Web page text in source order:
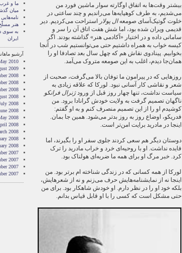
بیشتر وقت‌ها به اتفاق اوگارته سوار ماشین فورد من
می‌شدیم، به طرف کوهپایه‌ها می‌راندیم و چند ساعتی در
خلوت گوتیک‌آسای صومعهال پولار
استراحت می‌کردیم. دیر
قدیمی ویران شده بود، اما شش هفت اتاق آن را سر و
سامانی داده و در اختیار «آکادمی هنر» گذاشته بودند. اگر
کیسه خواب به همراه داشتیم حتی می‌توانستیم شب در آنجا
بخوابیم. پینادوی نقاش هم که چهل سال بعد تصادفا او را
همان‌جا دیدم، اغلب به این صومعه متروک می‌آمد.
روزهایی که در پیرامون ما توفان بالا می‌گرفت، صحبت از
شعر و نقاشی کار آسانی نبود. لورکا که علاقه زیادی به
سیاست نداشت، تنها چهار روز قبل از ورودژنرال فرانکو
ناگهان تصمیم گرفت به ولایت خودش گرانادا برود. من
کوشیدم او را از این تصمیم منصرف کنم و به او گفتم:
فدریکو، اوضاع روز به روز بدتر می‌شود. همین جا بمان.
اینجا در مادرید برایت امن‌تر است.
دوستان دیگر هم سعی کردند جلوی سفر او را بگیرند، اما
فایده نداشت. او با روحیه‌ای خرد و خراب مادرید را ترک
کرد. خبر مرگ او برای همه ما ضربه‌ای هولناک بود.
لورکا از همه کسانی که در زندگی شناخته ام برتر بود. من
اینجا نه از نمایشنامه‌هایش حرف می‌زنم و نه از شعرهایش،
بلکه خود او را در نظر دارم. او خودش شاهکار بود. برای من
حتی مشکل است که کسی را با او قابل قیاس بدانم.
ما و
میان
هنر
‌به سوی
ایران
آرشیو
2010
2009
2008
2008
2008
2008
2008
2008
2008
2008
2008
2008
2008
2007
2007
2007
2007